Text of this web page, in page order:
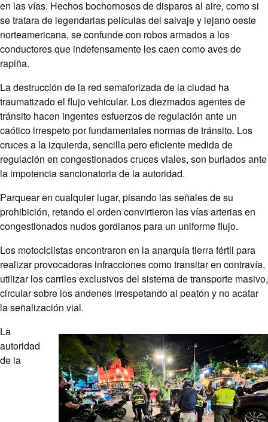
en las vías. Hechos bochornosos de disparos al aire, como si
se tratara de legendarias películas del salvaje y lejano oeste
norteamericana, se confunde con robos armados a los
conductores que indefensamente les caen como aves de
rapiña.
La destrucción de la red semaforizada de la ciudad ha
traumatizado el flujo vehicular. Los diezmados agentes de
tránsito hacen ingentes esfuerzos de regulación ante un
caótico irrespeto por fundamentales normas de tránsito. Los
cruces a la izquierda, sencilla pero eficiente medida de
regulación en congestionados cruces viales, son burlados ante
la impotencia sancionatoria de la autoridad.
Parquear en cualquier lugar, pisando las señales de su
prohibición, retando el orden convirtieron las vías arterias en
congestionados nudos gordianos para un uniforme flujo.
Los motociclistas encontraron en la anarquía tierra fértil para
realizar provocadoras infracciones como transitar en contravía,
utilizar los carriles exclusivos del sistema de transporte masivo,
circular sobre los andenes irrespetando al peatón y no acatar
la señalización vial.
La
autoridad
de la